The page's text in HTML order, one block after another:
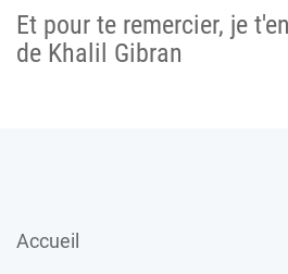
Et pour te remercier, je
de Khalil Gibran
Accueil